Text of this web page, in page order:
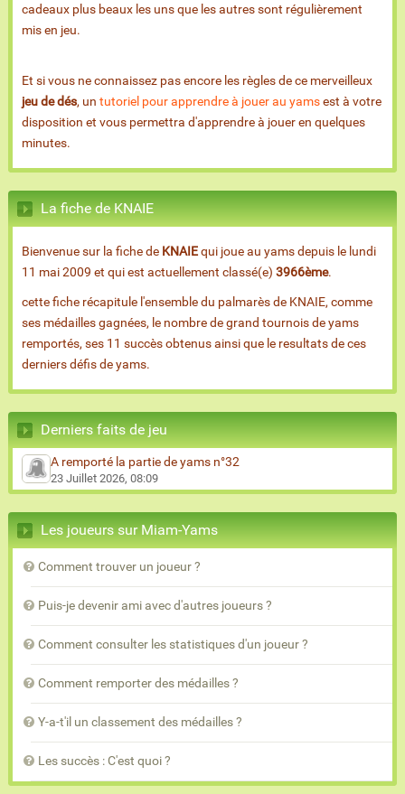
cadeaux plus beaux les uns que les autres sont régulièrement
mis en jeu.
Et si vous ne connaissez pas encore les règles de ce merveilleux
jeu de dés, un tutoriel pour apprendre à jouer au yamsest à votre
disposition et vous permettra d'apprendre à jouer en quelques
minutes.
La fiche de KNAIE
Bienvenue sur la fiche de KNAIEqui joue au yams depuis le lundi
11 mai 2009 et qui est actuellement classé(e) 3966ème.
cette fiche récapitule l'ensemble du palmarès de KNAIE, comme
ses médailles gagnées, le nombre de grand tournois de yams
remportés, ses 11 succès obtenus ainsi que le resultats de ces
derniers défis de yams.
Derniers faits de jeu
A remporté la partie de yams n°32
23 Juillet 2026, 08:09
Les joueurs sur Miam-Yams
Comment trouver un joueur ?
Puis-je devenir ami avec d'autres joueurs ?
Comment consulter les statistiques d'un joueur ?
Comment remporter des médailles ?
Y-a-t'il un classement des médailles ?
Les succès : C'est quoi ?